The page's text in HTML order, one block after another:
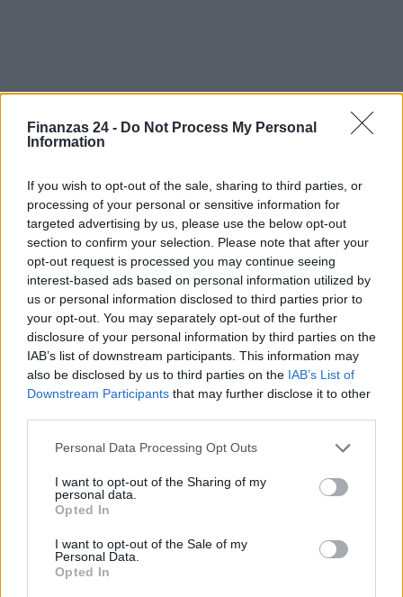
Finanzas 24 - Do Not Process My Personal
Information
If you wish to opt-out of the sale, sharing to third parties, or
processing of your personal or sensitive information for
targeted advertising by us, please use the below opt-out
section to confirm your selection. Please note that after your
opt-out request is processed you may continue seeing
interest-based ads based on personal information utilized by
us or personal information disclosed to third parties prior to
your opt-out. You may separately opt-out of the further
disclosure of your personal information by third parties on the
IAB’s list of downstream participants. This information may
also be disclosed by us to third parties on the IAB’s List of
Downstream Participants that may further disclose it to other
Please note that this website/app uses one or more Google
not limited to your visit or usage behaviour. You may click to
grant or deny consent to Google and its third-party tags to
use your data for below specified purposes in below Google
consent section.
Personal Data Processing Opt Outs
I want to opt-out of the Sharing of my
personal data.
Opted In
I want to opt-out of the Sale of my
Personal Data.
Opted In
Sigue leyendo
Cómo Bitcoin y la IA están transformando la economía global
FINANZAS